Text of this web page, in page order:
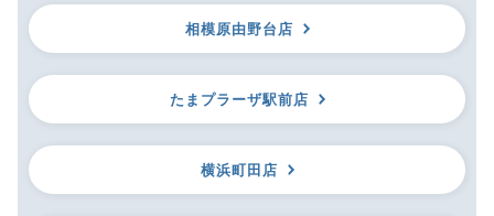
相模原由野台店
たまプラーザ駅前店
横浜町田店